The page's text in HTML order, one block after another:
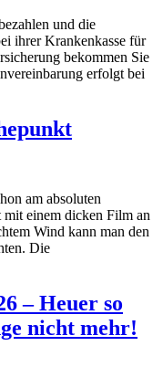
und die
ihrer Krankenkasse für
bekommen Sie
erfolgt bei
am absoluten
einem dicken Film an
Wind kann man den
Die
– Heuer so
nicht mehr!